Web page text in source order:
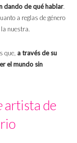
dando de qué hablar.
a reglas de género
nuestra.
que, a través de su
el mundo sin
artista de